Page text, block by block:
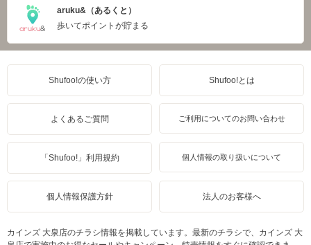
aruku&（あるくと）
歩いてポイントが貯まる
Shufoo!の使い方 Shufoo!とは
よくあるご質問 ご利用についてのお問い合わせ
「Shufoo!」利用規約 個人情報の取り扱いについて
個人情報保護方針 法人のお客様へ
カインズ 大泉店のチラシ情報を掲載しています。最新のチラシで、カインズ 大